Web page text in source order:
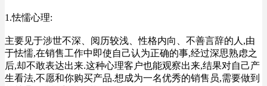
1.怯懦心理:
主要见于涉世不深、阅历较浅、性格内向、不善言辞的人,由
于怯懦,在销售工作中即使自己认为正确的事,经过深思熟虑之
后,却不敢表达出来.这种心理客户也能观察出来,结果对自己产
生看法,不愿和你购买产品.想成为一名优秀的销售员,需要做到